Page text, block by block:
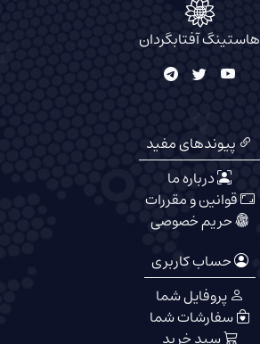
هاستینگ آفتابگردان
پیوندهای مفید
درباره ما
قوانین و مقررات
حریم خصوصی
حساب کاربری
پروفایل شما
سفارشات شما
سبد خرید